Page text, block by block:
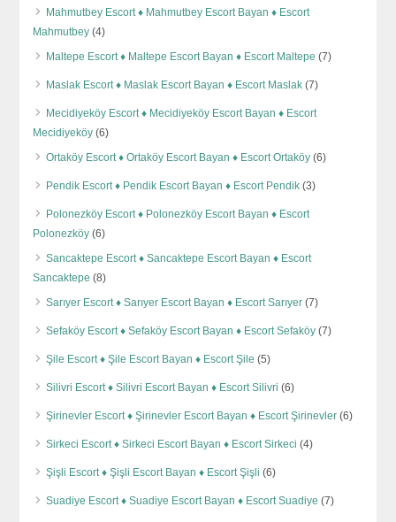
Mahmutbey Escort ♦️ Mahmutbey Escort Bayan ♦️ Escort
Mahmutbey (4)
Maltepe Escort ♦️ Maltepe Escort Bayan ♦️ Escort Maltepe (7)
Maslak Escort ♦️ Maslak Escort Bayan ♦️ Escort Maslak (7)
Mecidiyeköy Escort ♦️ Mecidiyeköy Escort Bayan ♦️ Escort
Mecidiyeköy (6)
Ortaköy Escort ♦️ Ortaköy Escort Bayan ♦️ Escort Ortaköy (6)
Pendik Escort ♦️ Pendik Escort Bayan ♦️ Escort Pendik (3)
Polonezköy Escort ♦️ Polonezköy Escort Bayan ♦️ Escort
Polonezköy (6)
Sancaktepe Escort ♦️ Sancaktepe Escort Bayan ♦️ Escort
Sancaktepe (8)
Sarıyer Escort ♦️ Sarıyer Escort Bayan ♦️ Escort Sarıyer (7)
Sefaköy Escort ♦️ Sefaköy Escort Bayan ♦️ Escort Sefaköy (7)
Şile Escort ♦️ Şile Escort Bayan ♦️ Escort Şile (5)
Silivri Escort ♦️ Silivri Escort Bayan ♦️ Escort Silivri (6)
Şirinevler Escort ♦️ Şirinevler Escort Bayan ♦️ Escort Şirinevler (6)
Sirkeci Escort ♦️ Sirkeci Escort Bayan ♦️ Escort Sirkeci (4)
Şişli Escort ♦️ Şişli Escort Bayan ♦️ Escort Şişli (6)
Suadiye Escort ♦️ Suadiye Escort Bayan ♦️ Escort Suadiye (7)